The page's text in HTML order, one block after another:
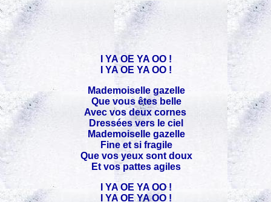
I YA OE YA OO !
I YA OE YA OO !
Mademoiselle gazelle
Que vous êtes belle
Avec vos deux cornes
Dressées vers le ciel
Mademoiselle gazelle
Fine et si fragile
Que vos yeux sont doux
Et vos pattes agiles
I YA OE YA OO !
I YA OE YA OO !